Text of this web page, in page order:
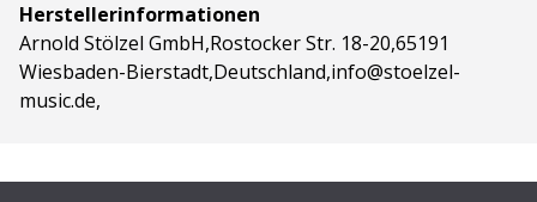
Herstellerinformationen
Arnold Stölzel GmbH,Rostocker Str. 18-20,65191
Wiesbaden-Bierstadt,Deutschland,info@stoelzel-
music.de,